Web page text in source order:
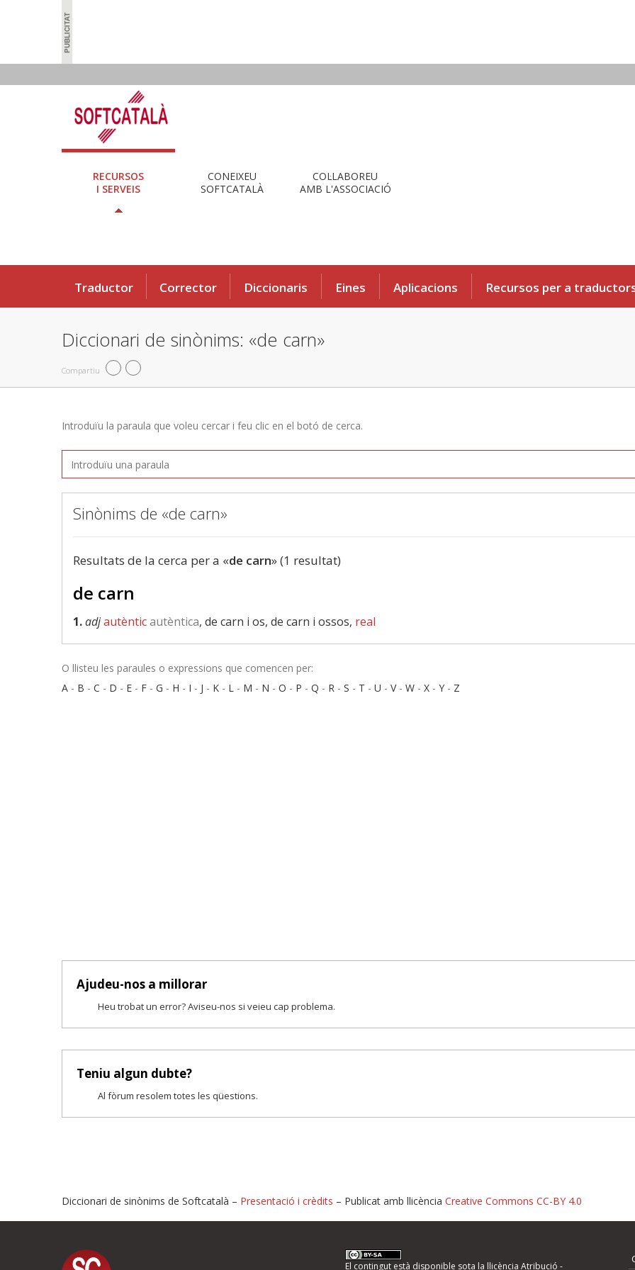
RECURSOS
I SERVEIS
CONEIXEU
SOFTCATALÀ
COL·LABOREU
AMB L'ASSOCIACIÓ
Traductor Corrector Diccionaris Eines Aplicacions Recursos per a
Diccionari de sinònims: «de carn»
Compartiu
Introduïu la paraula que voleu cercar i feu clic en el botó de cerca.
Sinònims de «de carn»
Resultats de la cerca per a «de carn» (1 resultat)
de carn
1.adjautènticautèntica, de carn i os, de carn i ossos, real
O llisteu les paraules o expressions que comencen per:
A - B - C - D - E - F - G - H - I - J - K - L - M - N - O - P - Q - R - S - T - U - V- W - X - Y - Z
Ajudeu-nos a millorar
Heu trobat un error? Aviseu-nos si veieu cap problema.
Teniu algun dubte?
Al fòrum resolem totes les qüestions.
Proposeu-nos millores o informeu d'errors
Diccionari de sinònims de Softcatalà – Presentació i crèdits – Publicat amb llicència Creative Commons CC-BY 4.0
El contingut està disponible sota la llicència Atribució -